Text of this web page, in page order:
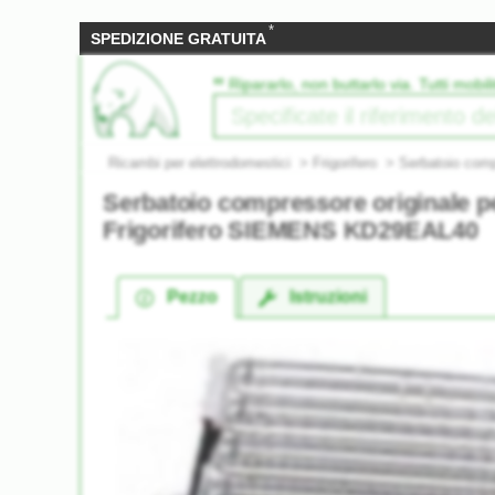
SPEDIZIONE GRATUITA*
‟ Ripararlo, non buttarlo via. Tutti
Ricambi per elettrodomestici > Frigorifero > Serbatoio
Serbatoio compressore originale
Frigorifero SIEMENS KD29EAL40
Pezzo Istruzioni